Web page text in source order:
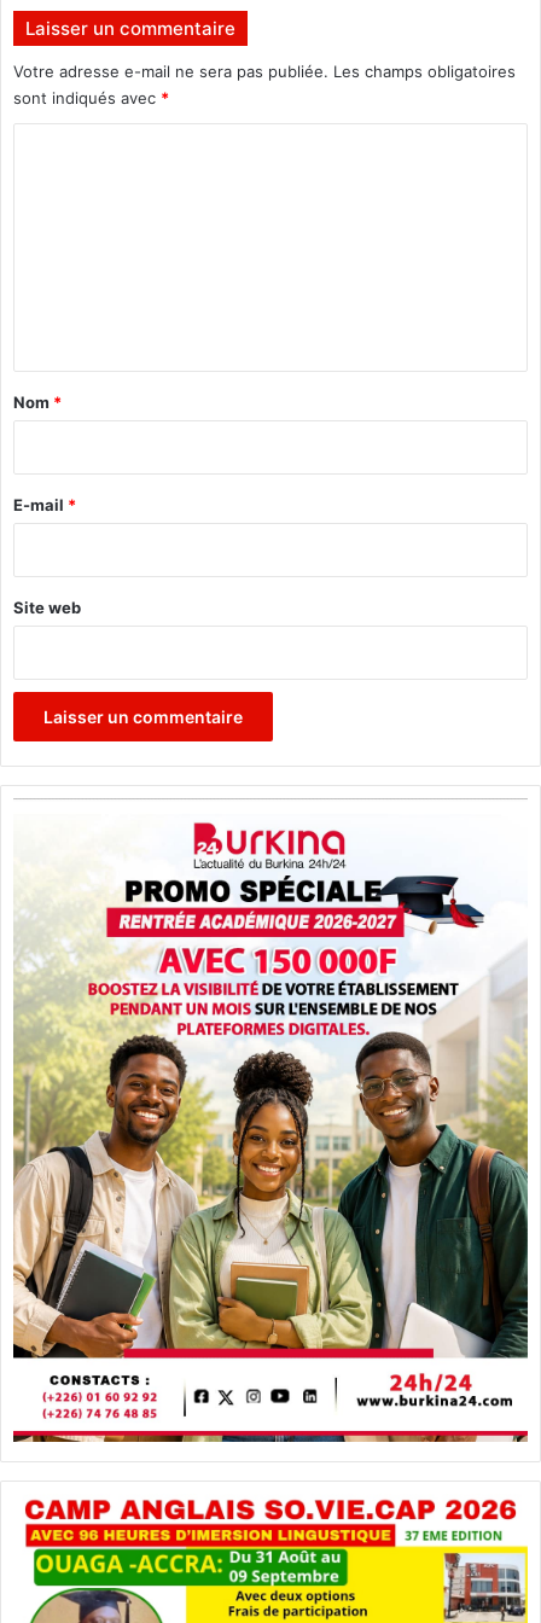
d
r
a
o
Laisser un commentaire
Votre adresse e-mail ne sera pas publiée. Les champs obligatoires
sont indiqués avec *
a
e
Nom *
E-mail *
Site web